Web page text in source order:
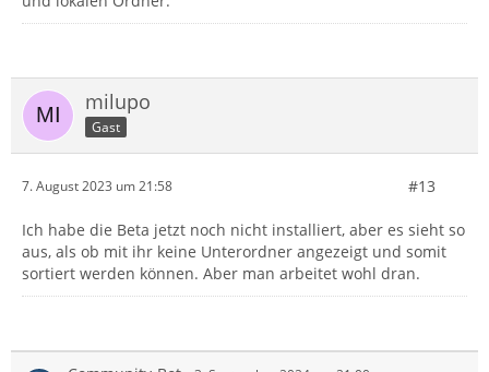
milupo
Gast
7. August 2023 um 21:58 #13
Ich habe die Beta jetzt noch nicht installiert, aber es sieht so
aus, als ob mit ihr keine Unterordner angezeigt und somit
sortiert werden können. Aber man arbeitet wohl dran.